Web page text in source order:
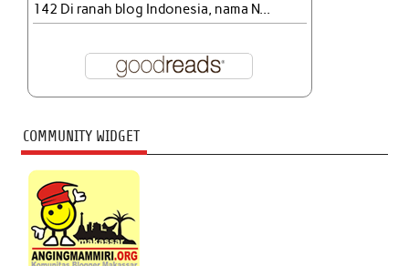
142 Di ranah blog Indonesia, nama N...
COMMUNITY WIDGET